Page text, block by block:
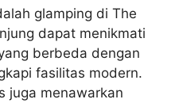
glamping di The
dapat menikmati
berbeda dengan
fasilitas modern.
juga menawarkan